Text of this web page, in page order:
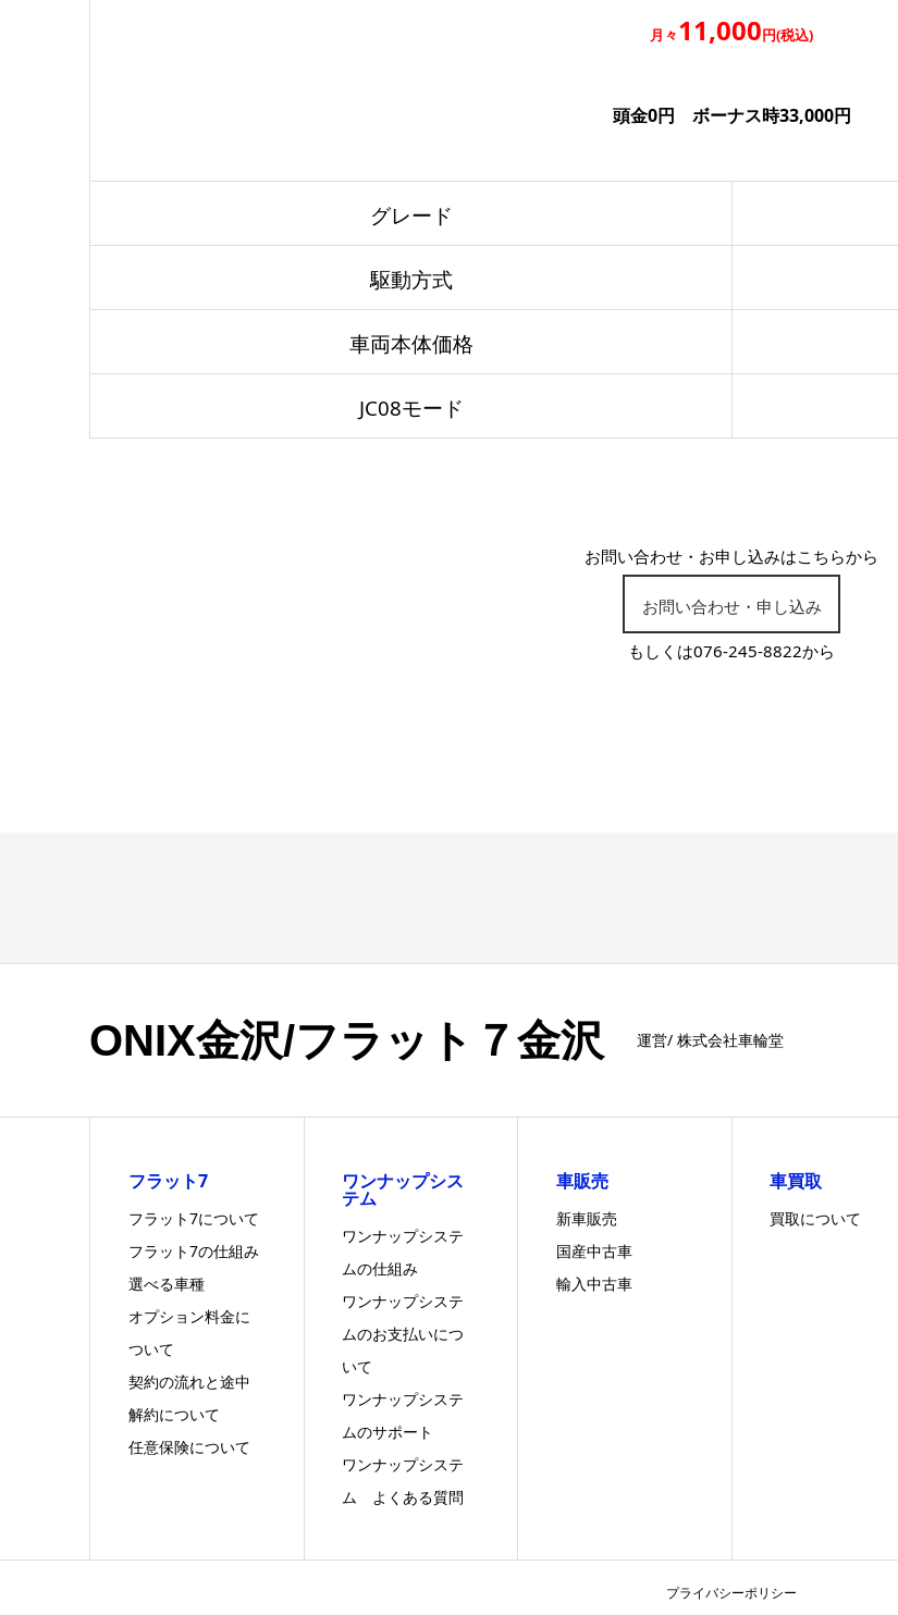
月々11,000円(税込)
頭金0円 ボーナス時33,000円
グレード
駆動方式
車両本体価格
JC08モード
お問い合わせ・お申し込みはこちらから
お問い合わせ・申し込み
もしくは076-245-8822から
ONIX金沢/フラット７金沢 運営/ 株式会社車輪堂
フラット7
フラット7について
フラット7の仕組み
選べる車種
オプション料金に
ついて
契約の流れと途中
解約について
任意保険について
ワンナップシス
テム
ワンナップシステ
ムの仕組み
ワンナップシステ
ムのお支払いにつ
いて
ワンナップシステ
ムのサポート
ワンナップシステ
ム よくある質問
車販売
新車販売
国産中古車
輸入中古車
車買取
買取について
プライバシーポリシー